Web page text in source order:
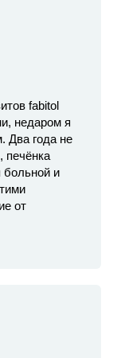
fabitol
недаром я
Два года не
печёнка
больной и
от